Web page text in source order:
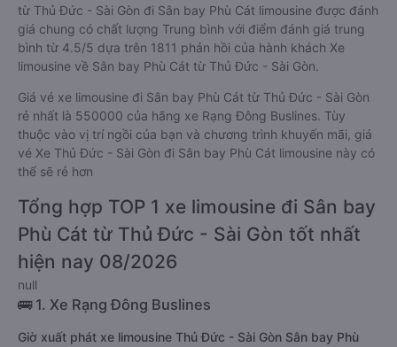
từ Thủ Đức - Sài Gòn đi Sân bay Phù Cát limousine được đánh
giá chung có chất lượng Trung bình với điểm đánh giá trung
bình từ 4.5/5 dựa trên 1811 phản hồi của hành khách Xe
limousine về Sân bay Phù Cát từ Thủ Đức - Sài Gòn.
Giá vé xe limousine đi Sân bay Phù Cát từ Thủ Đức - Sài Gòn
rẻ nhất là 550000 của hãng xe Rạng Đông Buslines. Tùy
thuộc vào vị trí ngồi của bạn và chương trình khuyến mãi, giá
vé Xe Thủ Đức - Sài Gòn đi Sân bay Phù Cát limousine này có
thể sẽ rẻ hơn
Tổng hợp TOP 1 xe limousine đi Sân bay
Phù Cát từ Thủ Đức - Sài Gòn tốt nhất
hiện nay 08/2026
null
🚌 1. Xe Rạng Đông Buslines
Giờ xuất phát xe limousine Thủ Đức - Sài Gòn Sân bay Phù